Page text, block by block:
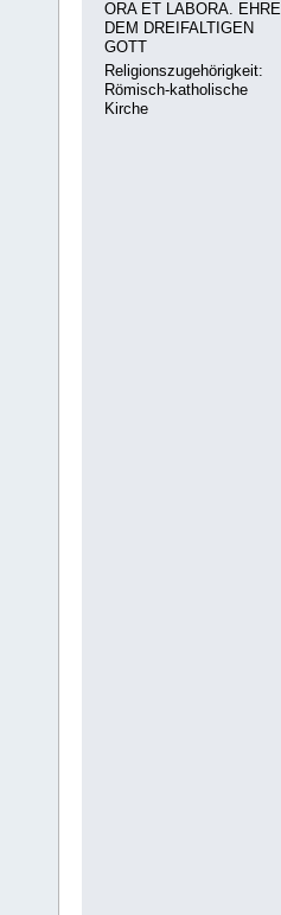
ORA ET LABORA. EHRE
DEM DREIFALTIGEN
GOTT
Religionszugehörigkeit:
Römisch-katholische
Kirche